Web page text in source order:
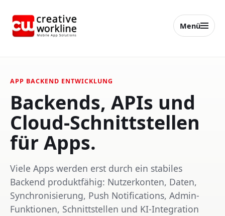
creative workline Menü
APP BACKEND ENTWICKLUNG
Backends, APIs und
Cloud-Schnittstellen
für Apps.
Viele Apps werden erst durch ein stabiles
Backend produktfähig: Nutzerkonten, Daten,
Synchronisierung, Push Notifications, Admin-
Funktionen, Schnittstellen und KI-Integration